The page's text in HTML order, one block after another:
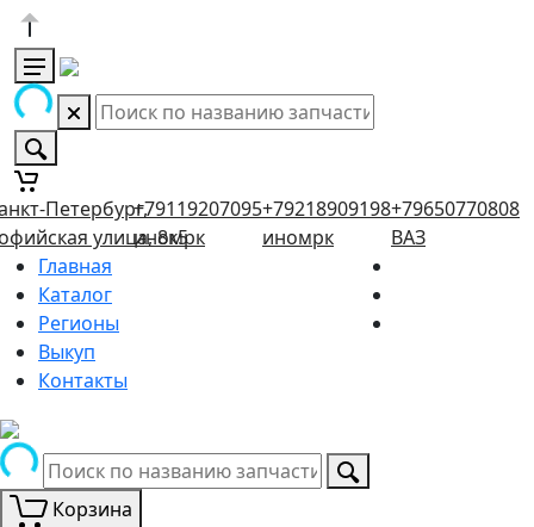
Петербург,
улица, 8к5
+79119207095
иномрк
+79218909198
иномрк
+79650770808
ВАЗ
Главная
Каталог
Регионы
Выкуп
Контакты
Корзина